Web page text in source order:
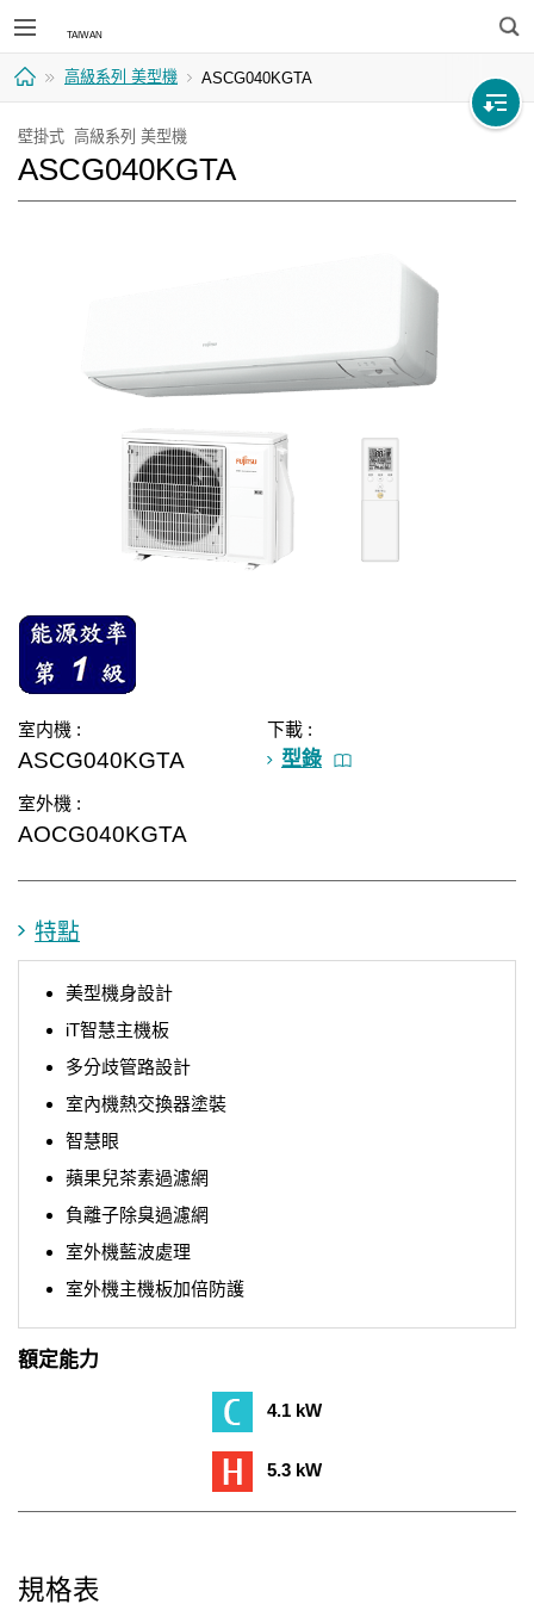
搜
尋
首
頁
高級系列 美型機 ASCG040KGTA
壁掛式 高級系列 美型機
ASCG040KGTA
室内機 :
ASCG040KGTA
室外機 :
AOCG040KGTA
下載 :
型錄
特點
美型機身設計
iT智慧主機板
多分歧管路設計
室內機熱交換器塗裝
智慧眼
蘋果兒茶素過濾網
負離子除臭過濾網
室外機藍波處理
室外機主機板加倍防護
額定能力
4.1 kW
5.3 kW
規格表